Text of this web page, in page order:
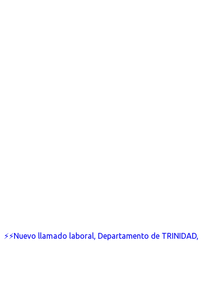
⚡⚡Nuevo llamado laboral, Departamento de TRINIDAD,